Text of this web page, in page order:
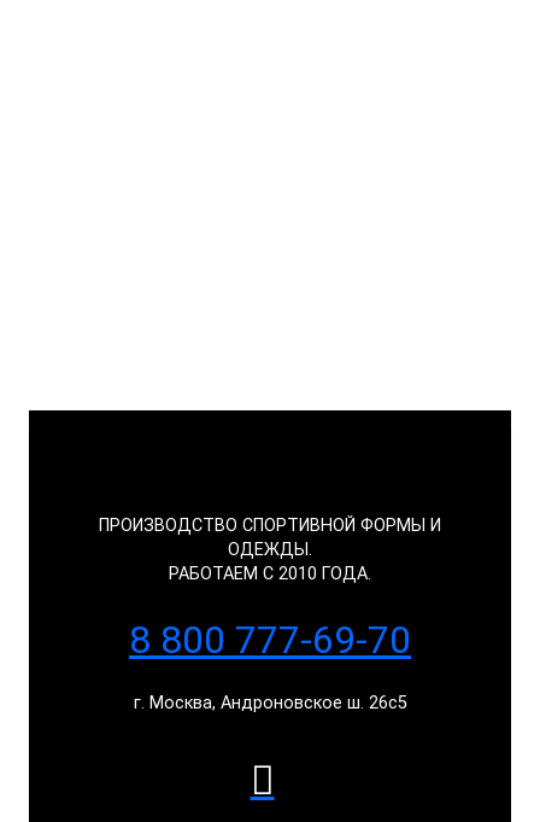
ПРОИЗВОДСТВО СПОРТИВНОЙ ФОРМЫ И
ОДЕЖДЫ.
РАБОТАЕМ С 2010 ГОДА.
8 800 777-69-70
г. Москва, Андроновское ш. 26с5